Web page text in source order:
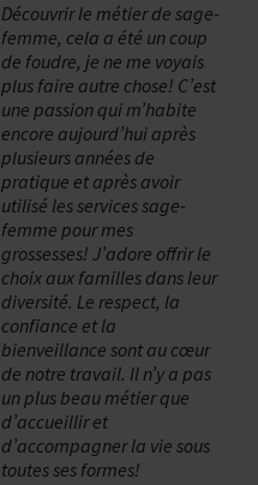
Découvrir le métier de sage-
femme, cela a été un coup
de foudre, je ne me voyais
plus faire autre chose! C’est
une passion qui m’habite
encore aujourd’hui après
plusieurs années de
pratique et après avoir
utilisé les services sage-
femme pour mes
grossesses! J’adore offrir le
choix aux familles dans leur
diversité. Le respect, la
confiance et la
bienveillance sont au cœur
de notre travail. Il n’y a pas
un plus beau métier que
d’accueillir et
d’accompagner la vie sous
toutes ses formes!